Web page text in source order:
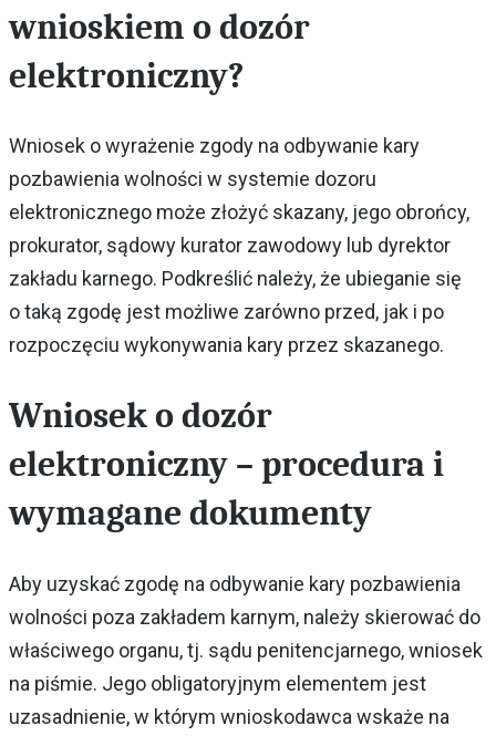
wnioskiem o dozór
elektroniczny?
Wniosek o wyrażenie zgody na odbywanie kary
pozbawienia wolności w systemie dozoru
elektronicznego może złożyć skazany, jego obrońcy,
prokurator, sądowy kurator zawodowy lub dyrektor
zakładu karnego. Podkreślić należy, że ubieganie się
o taką zgodę jest możliwe zarówno przed, jak i po
rozpoczęciu wykonywania kary przez skazanego.
Wniosek o dozór
elektroniczny – procedura i
wymagane dokumenty
Aby uzyskać zgodę na odbywanie kary pozbawienia
wolności poza zakładem karnym, należy skierować do
właściwego organu, tj. sądu penitencjarnego, wniosek
na piśmie. Jego obligatoryjnym elementem jest
uzasadnienie, w którym wnioskodawca wskaże na